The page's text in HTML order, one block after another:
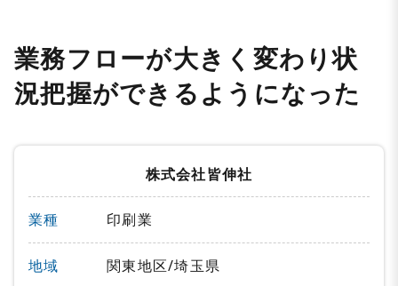
業務フローが大きく変わり状
況把握ができるようになった
株式会社皆伸社
業種 印刷業
地域 関東地区/埼玉県